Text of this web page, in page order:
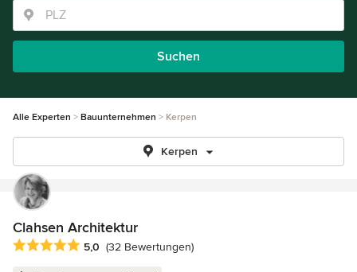
Suchen
Alle Experten Bauunternehmen Kerpen
Kerpen
Clahsen Architektur
Durchschnittliche Bewertung: 5 von 5 Sternen
5,0 (32 Bewertungen)